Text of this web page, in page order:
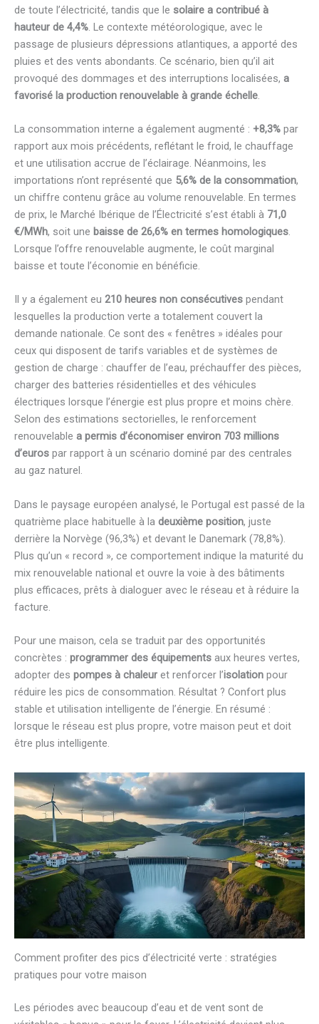
de toute l’électricité, tandis que le solaire a contribué à
hauteur de 4,4%. Le contexte météorologique, avec le
passage de plusieurs dépressions atlantiques, a apporté des
pluies et des vents abondants. Ce scénario, bien qu’il ait
provoqué des dommages et des interruptions localisées, a
favorisé la production renouvelable à grande échelle.
La consommation interne a également augmenté : +8,3% par
rapport aux mois précédents, reflétant le froid, le chauffage
et une utilisation accrue de l’éclairage. Néanmoins, les
importations n’ont représenté que 5,6% de la consommation,
un chiffre contenu grâce au volume renouvelable. En termes
de prix, le Marché Ibérique de l’Électricité s’est établi à 71,0
€/MWh, soit une baisse de 26,6% en termes homologiques.
Lorsque l’offre renouvelable augmente, le coût marginal
baisse et toute l’économie en bénéficie.
Il y a également eu 210 heures non consécutives pendant
lesquelles la production verte a totalement couvert la
demande nationale. Ce sont des « fenêtres » idéales pour
ceux qui disposent de tarifs variables et de systèmes de
gestion de charge : chauffer de l’eau, préchauffer des pièces,
charger des batteries résidentielles et des véhicules
électriques lorsque l’énergie est plus propre et moins chère.
Selon des estimations sectorielles, le renforcement
renouvelable a permis d’économiser environ 703 millions
d’euros par rapport à un scénario dominé par des centrales
au gaz naturel.
Dans le paysage européen analysé, le Portugal est passé de la
quatrième place habituelle à la deuxième position, juste
derrière la Norvège (96,3%) et devant le Danemark (78,8%).
Plus qu’un « record », ce comportement indique la maturité du
mix renouvelable national et ouvre la voie à des bâtiments
plus efficaces, prêts à dialoguer avec le réseau et à réduire la
facture.
Pour une maison, cela se traduit par des opportunités
concrètes : programmer des équipements aux heures vertes,
adopter des pompes à chaleur et renforcer l’isolation pour
réduire les pics de consommation. Résultat ? Confort plus
stable et utilisation intelligente de l’énergie. En résumé :
lorsque le réseau est plus propre, votre maison peut et doit
être plus intelligente.
Comment profiter des pics d’électricité verte : stratégies
pratiques pour votre maison
Les périodes avec beaucoup d’eau et de vent sont de